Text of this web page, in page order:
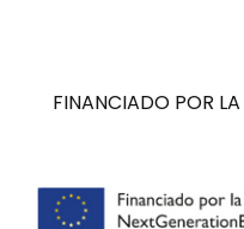
FINANCIADO POR